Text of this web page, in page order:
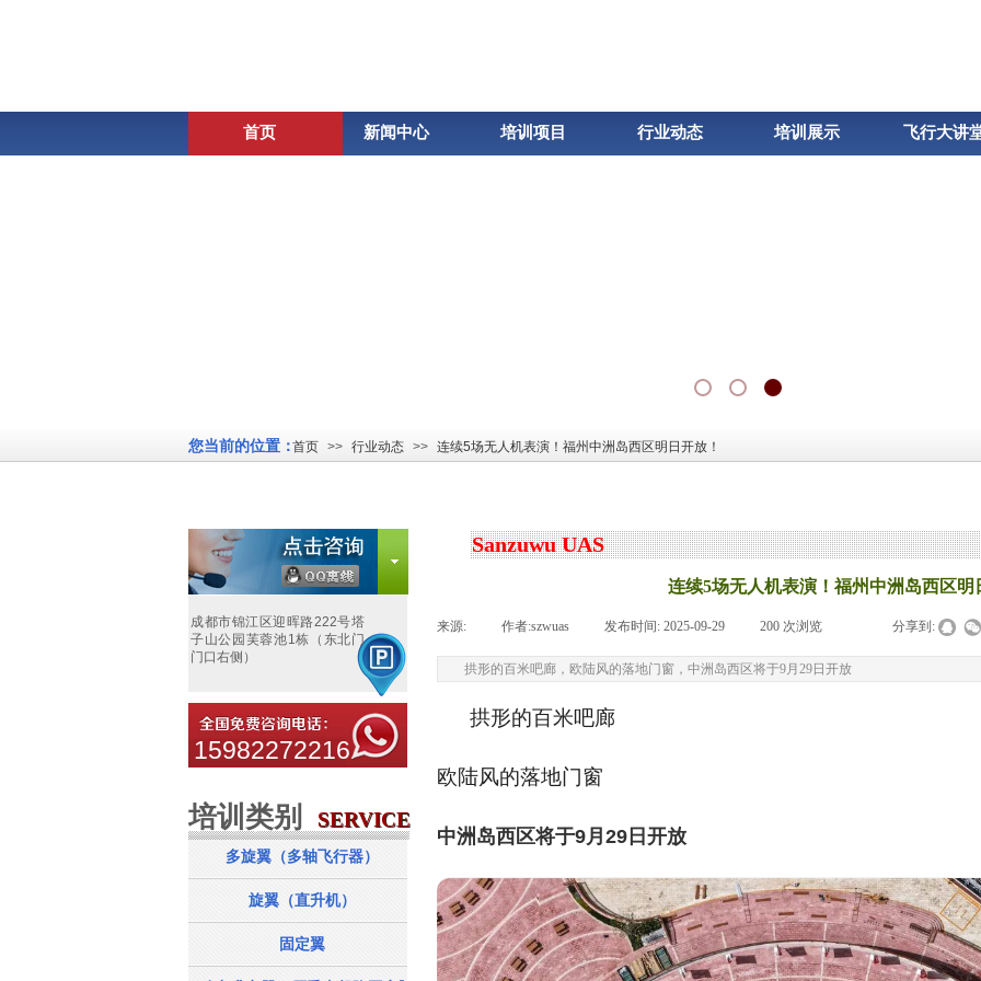
首页 新闻中心 培训项目 行业动态 培训展示 飞行大讲
首页 >> 行业动态 >> 连续5场无人机表演！福州中洲岛西区明日开放！
您当前的位置：
Sanzuwu UAS
连续5场无人机表演！福州中洲岛西区明
来源: 作者:szwuas 发布时间: 2025-09-29 200 次浏览 分享到:
拱形的百米吧廊，欧陆风的落地门窗，中洲岛西区将于9月29日开放
拱形的百米吧廊
欧陆风的落地门窗
中洲岛西区将于9月29日开放
成都市锦江区迎晖路222号塔
子山公园芙蓉池1栋（东北门
门口右侧）
15982272216
培训类别 SERVICE
服务项目 SERVICE
多旋翼（多轴飞行器）
旋翼（直升机）
固定翼